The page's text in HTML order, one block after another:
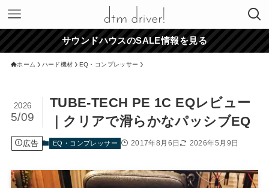
サウンドハウスのSALE情報を見る
ホーム ハード機材 EQ・コンプレッサー
TUBE-TECH PE 1C EQレビュー
｜クリアで滑らかなパッシブEQ
2026
5/09
広告 EQ・コンプレッサー 2017年8月6日 2026年5月9日